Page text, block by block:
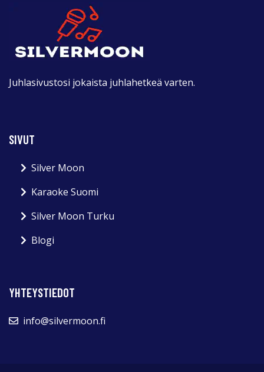
Juhlasivustosi jokaista juhlahetkeä varten.
SIVUT
Silver Moon
Karaoke Suomi
Silver Moon Turku
Blogi
YHTEYSTIEDOT
info@silvermoon.fi